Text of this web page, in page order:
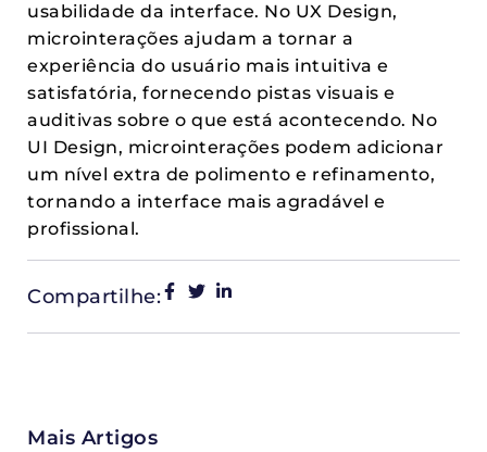
usabilidade da interface. No UX Design,
microinterações ajudam a tornar a
experiência do usuário mais intuitiva e
satisfatória, fornecendo pistas visuais e
auditivas sobre o que está acontecendo. No
UI Design, microinterações podem adicionar
um nível extra de polimento e refinamento,
tornando a interface mais agradável e
profissional.
Compartilhe:
Mais Artigos